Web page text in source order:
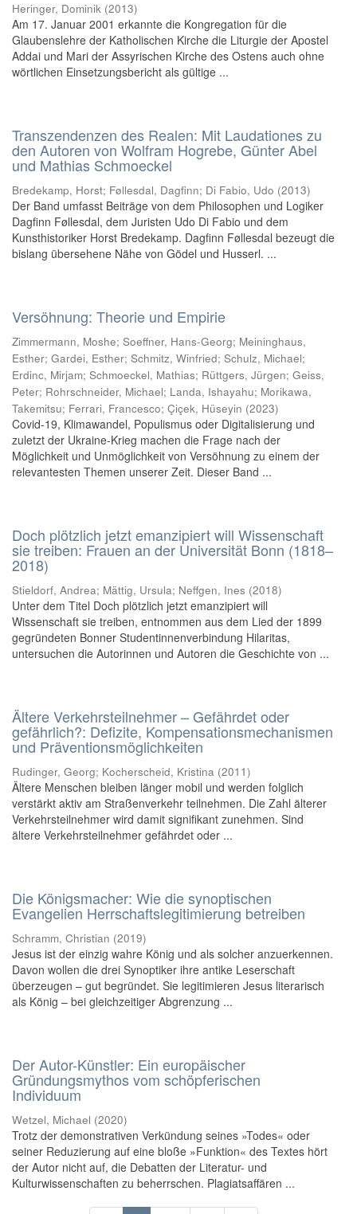
Heringer, Dominik (2013)
Am 17. Januar 2001 erkannte die Kongregation für die
Glaubenslehre der Katholischen Kirche die Liturgie der Apostel
Addai und Mari der Assyrischen Kirche des Ostens auch ohne
wörtlichen Einsetzungsbericht als gültige ...
Transzendenzen des Realen: Mit Laudationes zu
den Autoren von Wolfram Hogrebe, Günter Abel
und Mathias Schmoeckel
Bredekamp, Horst; Føllesdal, Dagfinn; Di Fabio, Udo (2013)
Der Band umfasst Beiträge von dem Philosophen und Logiker
Dagfinn Føllesdal, dem Juristen Udo Di Fabio und dem
Kunsthistoriker Horst Bredekamp. Dagfinn Føllesdal bezeugt die
bislang übersehene Nähe von Gödel und Husserl. ...
Versöhnung: Theorie und Empirie
Zimmermann, Moshe; Soeffner, Hans-Georg; Meininghaus,
Esther; Gardei, Esther; Schmitz, Winfried; Schulz, Michael;
Erdinc, Mirjam; Schmoeckel, Mathias; Rüttgers, Jürgen; Geiss,
Peter; Rohrschneider, Michael; Landa, Ishayahu; Morikawa,
Takemitsu; Ferrari, Francesco; Çiçek, Hüseyin (2023)
Covid-19, Klimawandel, Populismus oder Digitalisierung und
zuletzt der Ukraine-Krieg machen die Frage nach der
Möglichkeit und Unmöglichkeit von Versöhnung zu einem der
relevantesten Themen unserer Zeit. Dieser Band ...
Doch plötzlich jetzt emanzipiert will Wissenschaft
sie treiben: Frauen an der Universität Bonn (1818–
2018)
Stieldorf, Andrea; Mättig, Ursula; Neffgen, Ines (2018)
Unter dem Titel Doch plötzlich jetzt emanzipiert will
Wissenschaft sie treiben, entnommen aus dem Lied der 1899
gegründeten Bonner Studentinnenverbindung Hilaritas,
untersuchen die Autorinnen und Autoren die Geschichte von ...
Ältere Verkehrsteilnehmer – Gefährdet oder
gefährlich?: Defizite, Kompensationsmechanismen
und Präventionsmöglichkeiten
Rudinger, Georg; Kocherscheid, Kristina (2011)
Ältere Menschen bleiben länger mobil und werden folglich
verstärkt aktiv am Straßenverkehr teilnehmen. Die Zahl älterer
Verkehrsteilnehmer wird damit signifikant zunehmen. Sind
ältere Verkehrsteilnehmer gefährdet oder ...
Die Königsmacher: Wie die synoptischen
Evangelien Herrschaftslegitimierung betreiben
Schramm, Christian (2019)
Jesus ist der einzig wahre König und als solcher anzuerkennen.
Davon wollen die drei Synoptiker ihre antike Leserschaft
überzeugen – gut begründet. Sie legitimieren Jesus literarisch
als König – bei gleichzeitiger Abgrenzung ...
Der Autor-Künstler: Ein europäischer
Gründungsmythos vom schöpferischen
Individuum
Wetzel, Michael (2020)
Trotz der demonstrativen Verkündung seines »Todes« oder
seiner Reduzierung auf eine bloße »Funktion« des Textes hört
der Autor nicht auf, die Debatten der Literatur- und
Kulturwissenschaften zu beherrschen. Plagiatsaffären ...